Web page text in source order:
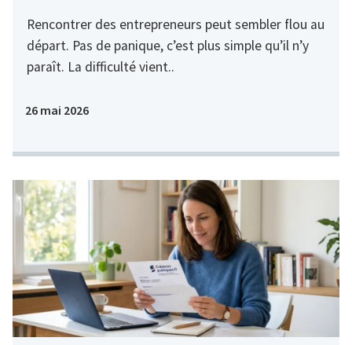
Rencontrer des entrepreneurs peut sembler flou au
départ. Pas de panique, c’est plus simple qu’il n’y
paraît. La difficulté vient..
26 mai 2026